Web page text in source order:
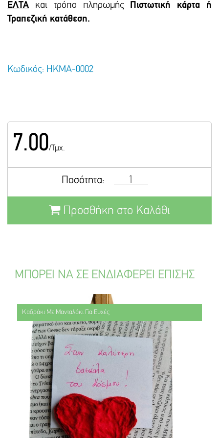
ΕΛΤΑ και τρόπο πληρωμής Πιστωτική κάρτα ή
Τραπεζική κατάθεση.
Κωδικός: ΗΚΜΑ-0002
7.00/Τμχ.
Ποσότητα:
Προσθήκη στο Καλάθι
ΜΠΟΡΕΙ ΝΑ ΣΕ ΕΝΔΙΑΦΕΡΕΙ ΕΠΙΣΗΣ
Καδράκι Με Μανταλάκι Για Ευχές